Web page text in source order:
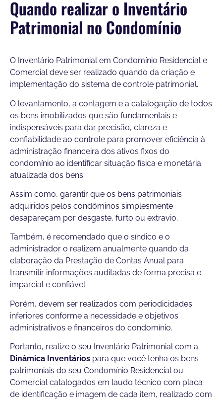
Quando realizar o Inventário
Patrimonial no Condomínio
O Inventário Patrimonial em Condomínio Residencial e
Comercial deve ser realizado quando da criação e
implementação do sistema de controle patrimonial.
O levantamento, a contagem e a catalogação de todos
os bens imobilizados que são fundamentais e
indispensáveis para dar precisão, clareza e
confiabilidade ao controle para promover eficiência à
administração financeira dos ativos fixos do
condomínio ao identificar situação física e monetária
atualizada dos bens.
Assim como, garantir que os bens patrimoniais
adquiridos pelos condôminos simplesmente
desapareçam por desgaste, furto ou extravio.
Também, é recomendado que o síndico e o
administrador o realizem anualmente quando da
elaboração da Prestação de Contas Anual para
transmitir informações auditadas de forma precisa e
imparcial e confiável.
Porém, devem ser realizados com periodicidades
inferiores conforme a necessidade e objetivos
administrativos e financeiros do condomínio.
Portanto, realize o seu Inventário Patrimonial com a
Dinâmica Inventários para que você tenha os bens
patrimoniais do seu Condomínio Residencial ou
Comercial catalogados em laudo técnico com placa
de identificação e imagem de cada item, realizado com